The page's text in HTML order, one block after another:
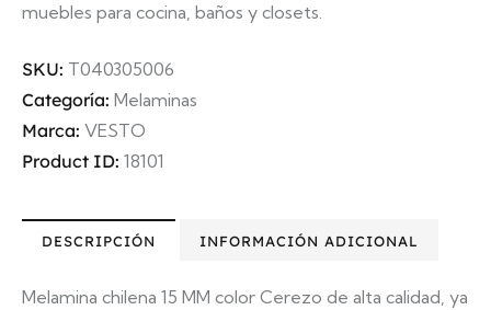
muebles para cocina, baños y closets.
SKU: T040305006
Categoría: Melaminas
Marca: VESTO
Product ID: 18101
DESCRIPCIÓN INFORMACIÓN ADICIONAL
Melamina chilena 15 MM color Cerezo de alta calidad, ya